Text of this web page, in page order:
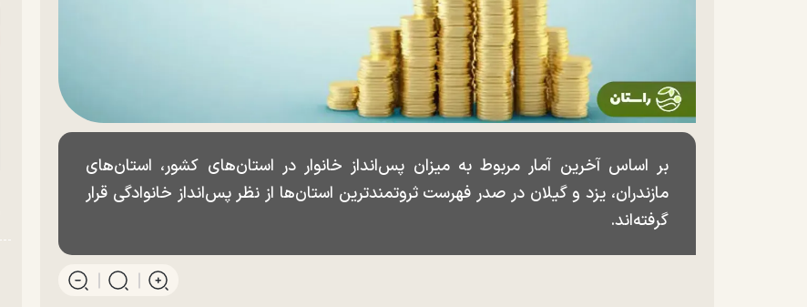
بر اساس آخرین آمار مربوط به میزان پس‌انداز خانوار در استان‌های کشور، استان‌های
مازندران، یزد و گیلان در صدر فهرست ثروتمندترین استان‌ها از نظر پس‌انداز خانوادگی قرار
گرفته‌اند.